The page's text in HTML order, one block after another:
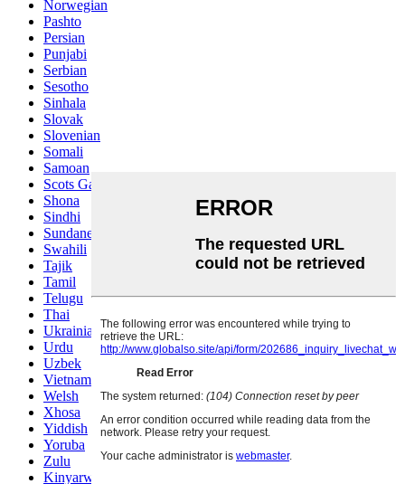
Norwegian
Pashto
Persian
Punjabi
Serbian
Sesotho
Sinhala
Slovak
Slovenian
Somali
Samoan
Scots Gaelic
Shona
Sindhi
Sundanese
Swahili
Tajik
Tamil
Telugu
Thai
Ukrainian
Urdu
Uzbek
Vietnamese
Welsh
Xhosa
Yiddish
Yoruba
Zulu
Kinyarwanda